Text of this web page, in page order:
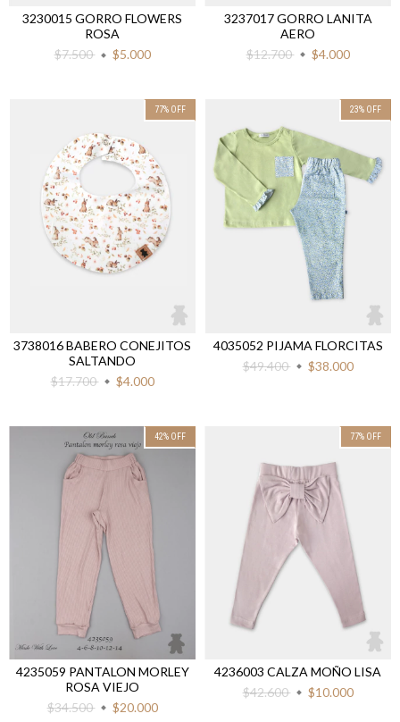
3230015 GORRO FLOWERS
ROSA
$7.500
$5.000
3237017 GORRO LANITA
AERO
$12.700
$4.000
77% OFF
3738016 BABERO CONEJITOS
SALTANDO
$17.700
$4.000
23% OFF
4035052 PIJAMA FLORCITAS
$49.400
$38.000
42% OFF
4235059 PANTALON MORLEY
ROSA VIEJO
$34.500
$20.000
77% OFF
4236003 CALZA MOÑO LISA
$42.600
$10.000